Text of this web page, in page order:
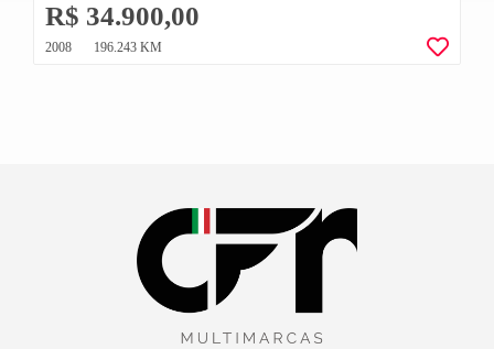
R$ 34.900,00
2008 196.243 KM